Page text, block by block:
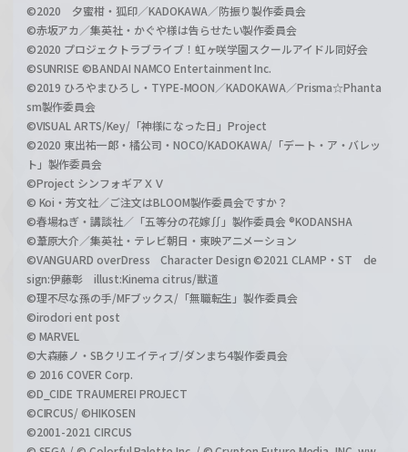
©2020 夕蜜柑・狐印／KADOKAWA／防振り製作委員会
©赤坂アカ／集英社・かぐや様は告らせたい製作委員会
©2020 プロジェクトラブライブ！虹ヶ咲学園スクールアイドル同好会
©SUNRISE ©BANDAI NAMCO Entertainment Inc.
©2019 ひろやまひろし・TYPE-MOON／KADOKAWA／Prisma☆Phanta
sm製作委員会
©VISUAL ARTS/Key/「神様になった日」Project
©2020 東出祐一郎・橘公司・NOCO/KADOKAWA/「デート・ア・バレッ
ト」製作委員会
©Project シンフォギアＸＶ
© Koi・芳文社／ご注文はBLOOM製作委員会ですか？
©春場ねぎ・講談社／「五等分の花嫁∬」製作委員会 ®KODANSHA
©葦原大介／集英社・テレビ朝日・東映アニメーション
©VANGUARD overDress Character Design ©2021 CLAMP・ST de
sign:伊藤彰 illust:Kinema citrus/獣道
©理不尽な孫の手/MFブックス/「無職転生」製作委員会
©irodori ent post
© MARVEL
©大森藤ノ・SBクリエイティブ/ダンまち4製作委員会
© 2016 COVER Corp.
©D_CIDE TRAUMEREI PROJECT
©CIRCUS/ ©HIKOSEN
©2001-2021 CIRCUS